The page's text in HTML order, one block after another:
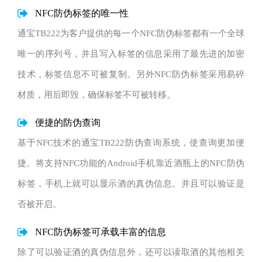
NFC防伪标签的唯一性
通宝TB222为客户提供的每一个NFC防伪标签都有一个全球
唯一的序列号，并且写入标签的信息采用了最先进的加密
技术，标签信息不可被复制。另外NFC防伪标签采用易碎
材质，用后即毁，确保标签不可被转移。
便捷的防伪查询
基于NFC技术的通宝TB222防伪查询系统，使查询更加便
捷。将支持NFC功能的Android手机靠近酒瓶上的NFC防伪
标签，手机上就可以显示酒的真伪信息。并且可以验证是
否被开启。
NFC防伪标签可承载丰富的信息
除了可以验证酒的真伪信息外，还可以读取酒的其他相关